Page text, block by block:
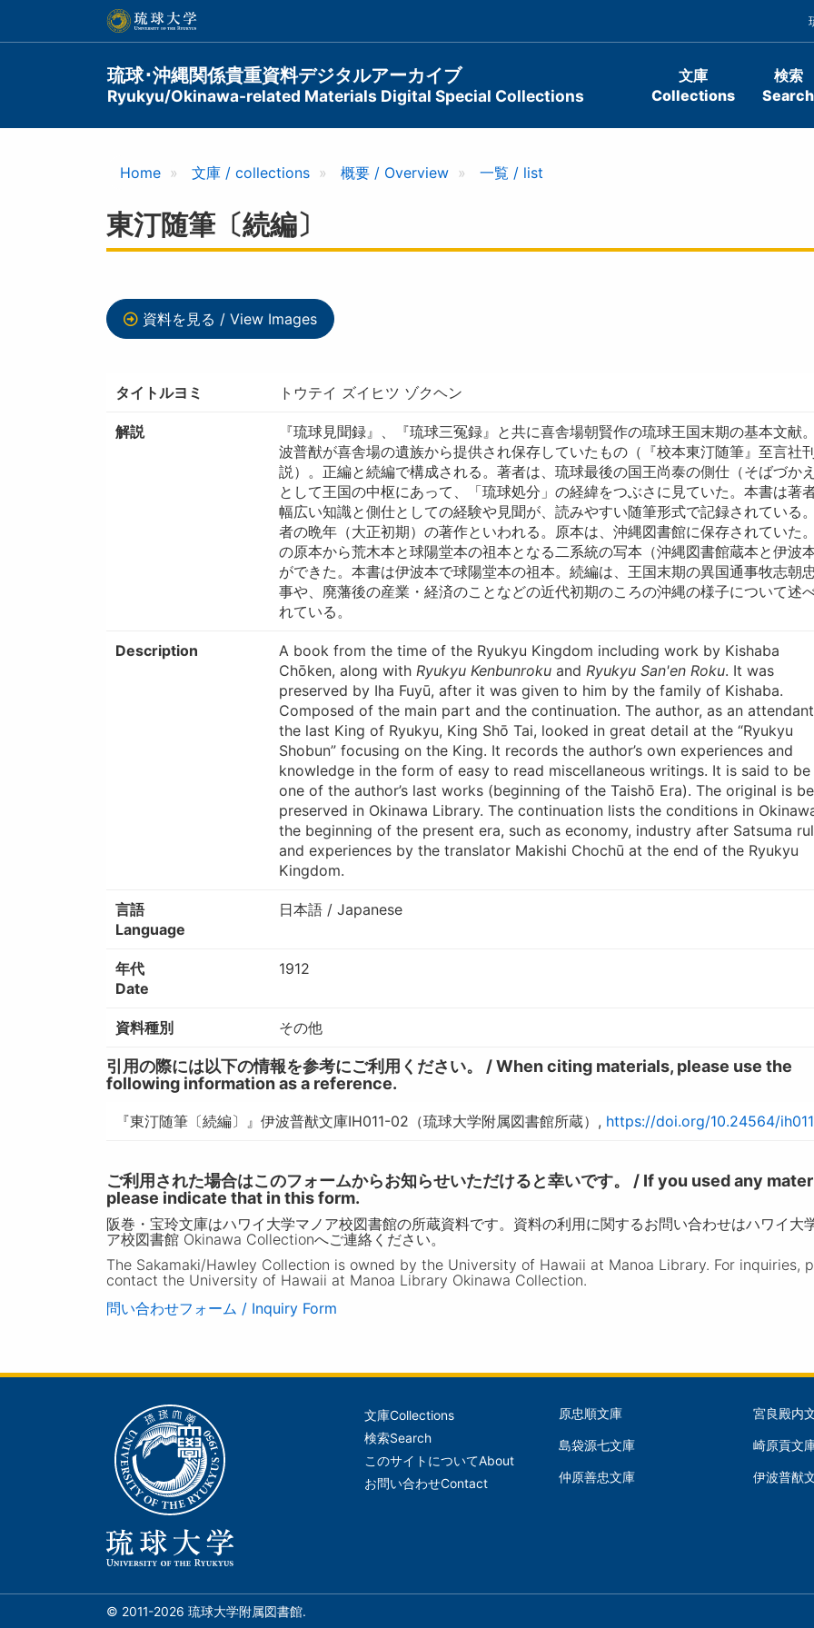
ン
琉球･沖縄関係貴重資料デジタルアーカイブ
Ryukyu/Okinawa-related Materials Digital Special Collections
Main
navigation
文庫
Collections
検索
Search
Home 文庫 / collections 概要 / Overview 一覧 / list
東汀随筆〔続編〕
資料を見る / View Images
タイトルヨミ トウテイ ズイヒツ ゾクヘン
解説
『琉球見聞録』、『琉球三冤録』と共に喜舎場朝賢作の琉球王国末期の基本文献
波普猷が喜舎場の遺族から提供され保存していたもの（『校本東汀随筆』至言社
説）。正編と続編で構成される。著者は、琉球最後の国王尚泰の側仕（そばづかえ
として王国の中枢にあって、「琉球処分」の経緯をつぶさに見ていた。本書は著
幅広い知識と側仕としての経験や見聞が、読みやすい随筆形式で記録されている
者の晩年（大正初期）の著作といわれる。原本は、沖縄図書館に保存されていた
の原本から荒木本と球陽堂本の祖本となる二系統の写本（沖縄図書館蔵本と伊波本
ができた。本書は伊波本で球陽堂本の祖本。続編は、王国末期の異国通事牧志朝
事や、廃藩後の産業・経済のことなどの近代初期のころの沖縄の様子について述
れている。
Description
A book from the time of the Ryukyu Kingdom including work by Kishaba
Chōken, along with Ryukyu Kenbunroku and Ryukyu San'en Roku. It was
preserved by Iha Fuyū, after it was given to him by the family of Kishaba.
Composed of the main part and the continuation. The author, as an
the last King of Ryukyu, King Shō Tai, looked in great detail at the “Ryukyu
Shobun” focusing on the King. It records the author’s own experiences and
knowledge in the form of easy to read miscellaneous writings. It is said to be
one of the author’s last works (beginning of the Taishō Era). The original is
preserved in Okinawa Library. The continuation lists the conditions in
the beginning of the present era, such as economy, industry after Satsuma
and experiences by the translator Makishi Chochū at the end of the Ryukyu
Kingdom.
言語
Language
日本語 / Japanese
年代
Date
1912
資料種別 その他
引用の際には以下の情報を参考にご利用ください。 / When citing materials, please use the
following information as a reference.
『東汀随筆〔続編〕』伊波普猷文庫IH011-02（琉球大学附属図書館所蔵）, https://doi.org/10.24564/
ご利用された場合はこのフォームからお知らせいただけると幸いです。 / If you used any
please indicate that in this form.
阪巻・宝玲文庫はハワイ大学マノア校図書館の所蔵資料です。資料の利用に関するお問い合わせはハワイ大
ア校図書館 Okinawa Collectionへご連絡ください。
The Sakamaki/Hawley Collection is owned by the University of Hawaii at Manoa Library. For inquiries,
contact the University of Hawaii at Manoa Library Okinawa Collection.
問い合わせフォーム / Inquiry Form
メ
イ
ン
ー
文庫Collections
検索Search
このサイトについてAbout
お問い合わせContact
文
(Left)
原忠順文庫
島袋源七文庫
仲原善忠文庫
文
宮良殿内
崎原貢文
伊波普猷
© 2011-2026 琉球大学附属図書館.